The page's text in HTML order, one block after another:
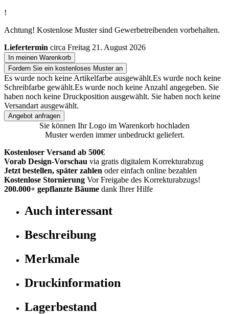
!
Achtung! Kostenlose Muster sind Gewerbetreibenden vorbehalten.
Liefertermin circa Freitag 21. August 2026
In meinen Warenkorb
Fordern Sie ein kostenloses Muster an
Es wurde noch keine Artikelfarbe ausgewählt.Es wurde noch keine
Schreibfarbe gewählt.Es wurde noch keine Anzahl angegeben. Sie
haben noch keine Druckposition ausgewählt. Sie haben noch keine
Versandart ausgewählt.
Angebot anfragen
Sie können Ihr Logo im Warenkorb hochladen
Muster werden immer unbedruckt geliefert.
Kostenloser Versand ab 500€
Vorab Design-Vorschau via gratis digitalem Korrekturabzug
Jetzt bestellen, später zahlen oder einfach online bezahlen
Kostenlose Stornierung Vor Freigabe des Korrekturabzugs!
200.000+ gepflanzte Bäume dank Ihrer Hilfe
Auch interessant
Beschreibung
Merkmale
Druckinformation
Lagerbestand